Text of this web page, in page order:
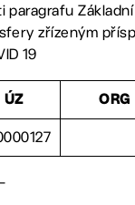
paragrafu
zřízeným
19
ÚZ ORG